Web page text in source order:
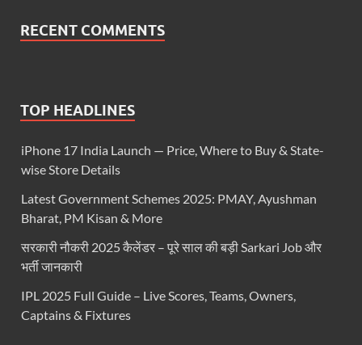
RECENT COMMENTS
TOP HEADLINES
iPhone 17 India Launch — Price, Where to Buy & State-
wise Store Details
Latest Government Schemes 2025: PMAY, Ayushman
Bharat, PM Kisan & More
सरकारी नौकरी 2025 कैलेंडर – पूरे साल की बड़ी Sarkari Job और
भर्ती जानकारी
IPL 2025 Full Guide – Live Scores, Teams, Owners,
Captains & Fixtures